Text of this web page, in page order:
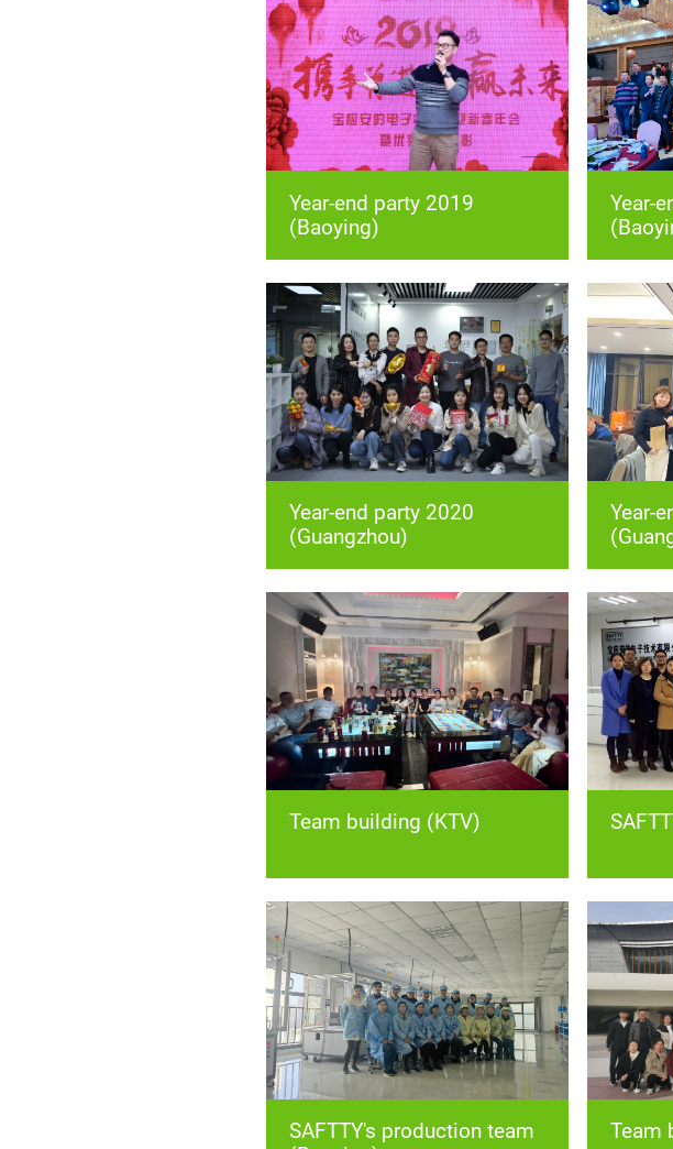
(Baoying)
(Guangzhou)
Team building (KTV)
Team